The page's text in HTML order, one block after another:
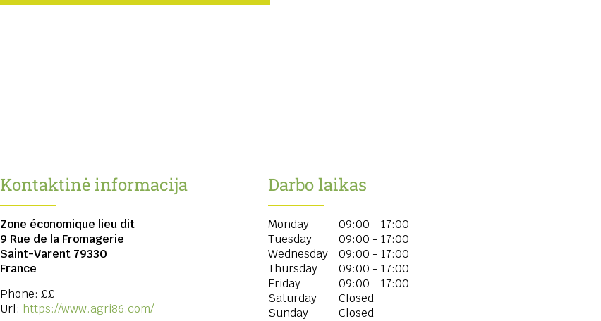
Kontaktinė informacija
Zone économique lieu dit
9 Rue de la Fromagerie
Saint-Varent 79330
France
Phone: ££
Url: https://www.agri86.com/
Darbo laikas
Monday
09:00 - 17:00
Tuesday
09:00 - 17:00
Wednesday
09:00 - 17:00
Thursday
09:00 - 17:00
Friday
09:00 - 17:00
Saturday
Closed
Sunday
Closed